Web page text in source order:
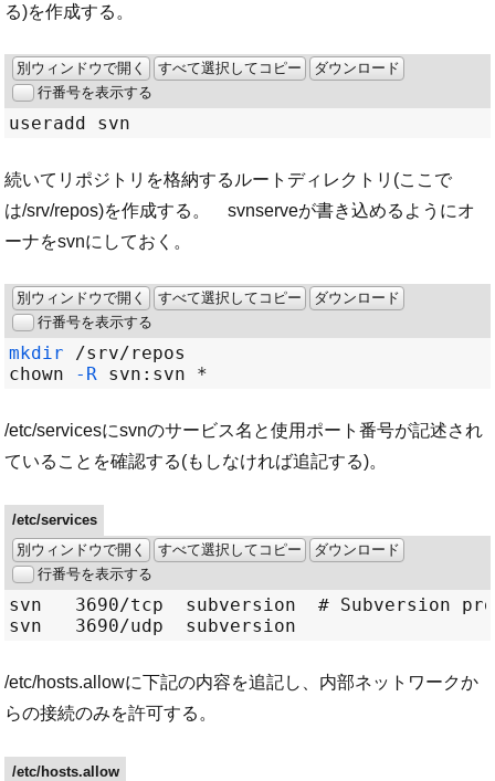
る)を作成する。
別ウィンドウで開く すべて選択してコピー
ダウンロード
行番号を表示する
続いてリポジトリを格納するルートディレクトリ(ここで
は/srv/repos)を作成する。 svnserveが書き込めるようにオ
ーナをsvnにしておく。
別ウィンドウで開く すべて選択してコピー
ダウンロード
行番号を表示する
mkdir /srv/
chown
-R svn : svn *
/etc/servicesにsvnのサービス名と使用ポート番号が記述され
ていることを確認する(もしなければ追記する)。
/etc/services
別ウィンドウで開く
すべて選択してコピー
ダウンロード
行番号を表示する
/etc/hosts.allowに下記の内容を追記し、内部ネットワークか
らの接続のみを許可する。
/etc/hosts.allow